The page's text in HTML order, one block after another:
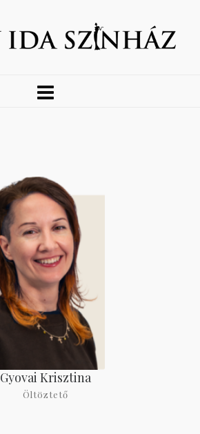
Gyovai Krisztina
Öltöztető